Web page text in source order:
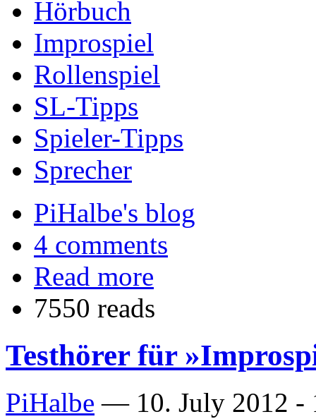
Hörbuch
Improspiel
Rollenspiel
SL-Tipps
Spieler-Tipps
Sprecher
PiHalbe's blog
4 comments
Read more
7550 reads
Testhörer für
PiHalbe — 10. July 2012 -